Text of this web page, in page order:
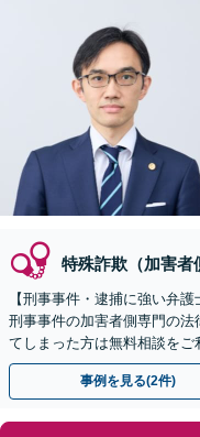
特殊詐欺（加害者
【刑事事件・逮捕に強い弁
刑事事件の加害者側専門の
てしまった方は無料相談を
対応】【弁護士待機中/当日
事例を見る(2件)